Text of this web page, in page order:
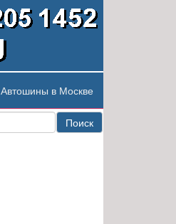
Автошины в Москве
Поиск